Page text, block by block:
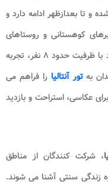
و تا بعدازظهر ادامه دارد و
کوهستانی و روستاهای
آفرود با ظرفیت حدود ۸ نفر، تجربه
بهتور آنتالیا را فراهم می
عکاسی، استراحت و بازدید
، شرکت کنندگان از مناطق
زندگی سنتی آشنا می شوند.